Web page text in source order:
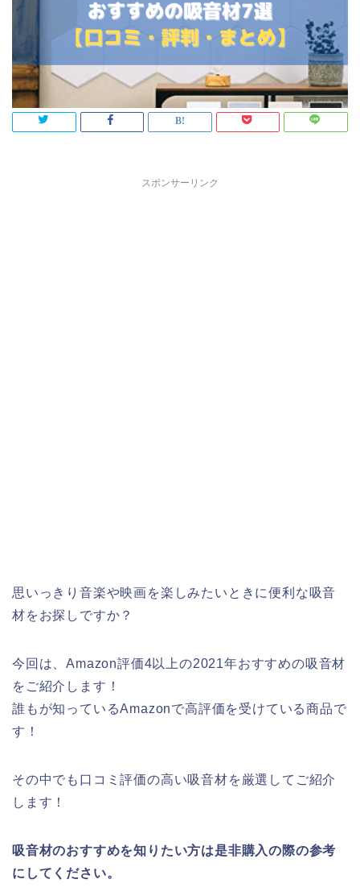
スポンサーリンク
思いっきり音楽や映画を楽しみたいときに便利な吸音
材をお探しですか？
今回は、Amazon評価4以上の2021年おすすめの吸音材
をご紹介します！
誰もが知っているAmazonで高評価を受けている商品で
す！
その中でも口コミ評価の高い吸音材を厳選してご紹介
します！
吸音材のおすすめを知りたい方は是非購入の際の参考
にしてください。